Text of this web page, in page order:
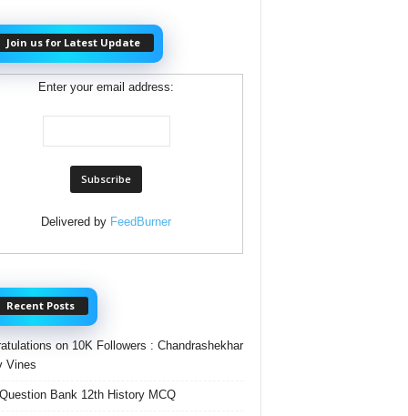
Join us for Latest Update
Enter your email address:
Delivered by FeedBurner
Recent Posts
on 10K Followers : Chandrashekhar
Vines
Bank 12th History MCQ